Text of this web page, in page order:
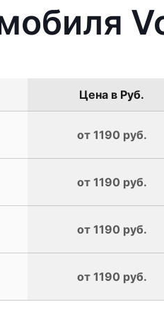
Цена в Руб.
от 1190 руб.
от 1190 руб.
от 1190 руб.
от 1190 руб.